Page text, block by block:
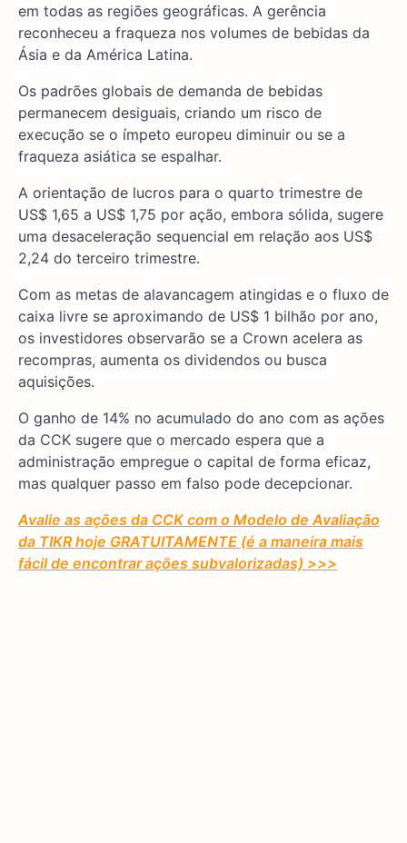
em todas as regiões geográficas. A gerência
reconheceu a fraqueza nos volumes de bebidas da
Ásia e da América Latina.
Os padrões globais de demanda de bebidas
permanecem desiguais, criando um risco de
execução se o ímpeto europeu diminuir ou se a
fraqueza asiática se espalhar.
A orientação de lucros para o quarto trimestre de
US$ 1,65 a US$ 1,75 por ação, embora sólida, sugere
uma desaceleração sequencial em relação aos US$
2,24 do terceiro trimestre.
Com as metas de alavancagem atingidas e o fluxo de
caixa livre se aproximando de US$ 1 bilhão por ano,
os investidores observarão se a Crown acelera as
recompras, aumenta os dividendos ou busca
aquisições.
O ganho de 14% no acumulado do ano com as ações
da CCK sugere que o mercado espera que a
administração empregue o capital de forma eficaz,
mas qualquer passo em falso pode decepcionar.
Avalie as ações da CCK com o Modelo de Avaliação
da TIKR hoje GRATUITAMENTE (é a maneira mais
fácil de encontrar ações subvalorizadas) >>>